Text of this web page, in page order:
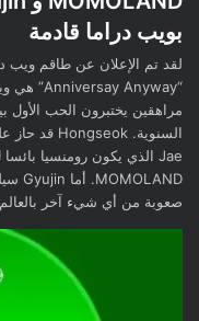
بويب دراما قادمة
مراهقين يختبرون الحب الأول
صعوبة من أي شيء آخر